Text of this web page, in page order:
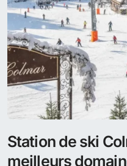
Station de ski
meilleurs